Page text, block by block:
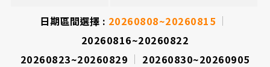
日期區間選擇 : 20260808~20260815
20260816~20260822
20260823~20260829
20260830~20260905